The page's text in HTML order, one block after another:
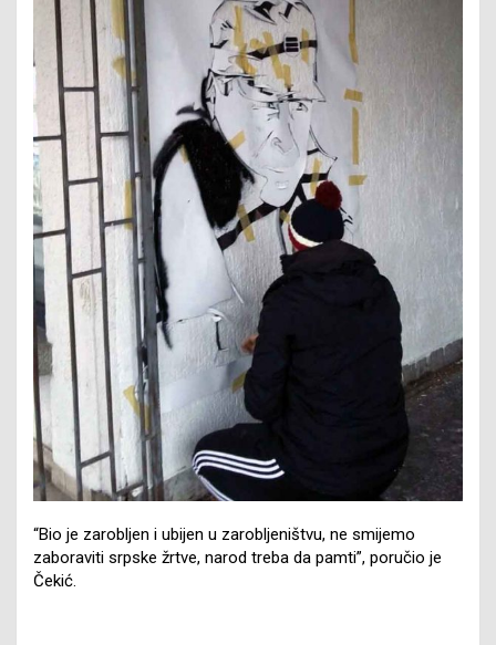
“Bio je zarobljen i ubijen u zarobljeništvu, ne smijemo
zaboraviti srpske žrtve, narod treba da pamti”, poručio je
Čekić.